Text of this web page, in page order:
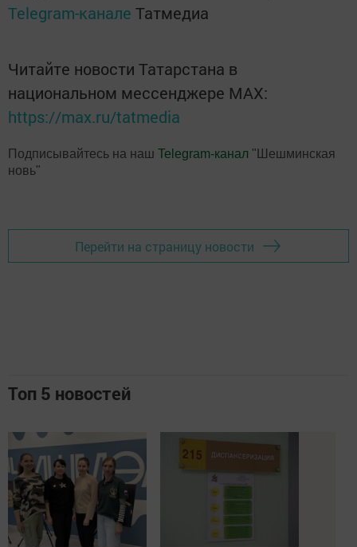
Telegram-канале Татмедиа
Читайте новости Татарстана в
национальном мессенджере MАХ:
https://max.ru/tatmedia
Подписывайтесь на наш Telegram-канал "Шешминская
новь"
Перейти на страницу новости
Топ 5 новостей